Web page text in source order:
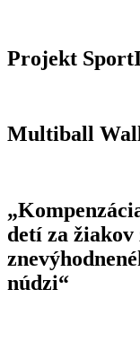
Projekt
Multiball
detí za žiakov
núdzi“